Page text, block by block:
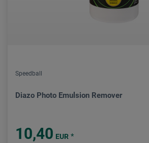
Speedball
Diazo Photo Emulsion Remover
10,40 EUR *